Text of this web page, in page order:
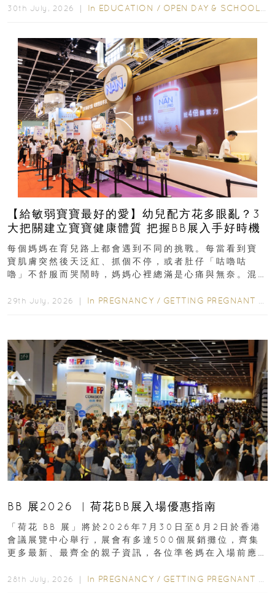
30th July, 2026 ｜ In EDUCATION / OPEN DAY & SCHOOL EVENTS
【給敏弱寶寶最好的愛】幼兒配方花多眼亂？3
大把關建立寶寶健康體質 把握BB展入手好時機
每個媽媽在育兒路上都會遇到不同的挑戰。每當看到寶
寶肌膚突然後天泛紅、抓個不停，或者肚仔「咕嚕咕
嚕」不舒服而哭鬧時，媽媽心裡總滿是心痛與無奈。混
29th July, 2026 ｜ In PREGNANCY / GETTING PREGNANT
BB 展2026 ︳荷花BB展入場優惠指南
「荷花 BB 展」將於2026年7月30日至8月2日於香港
會議展覽中心舉行，展會有多達500個展銷攤位，齊集
更多最新、最齊全的親子資訊，各位準爸媽在入場前應
28th July, 2026 ｜ In PREGNANCY / GETTING PREGNANT